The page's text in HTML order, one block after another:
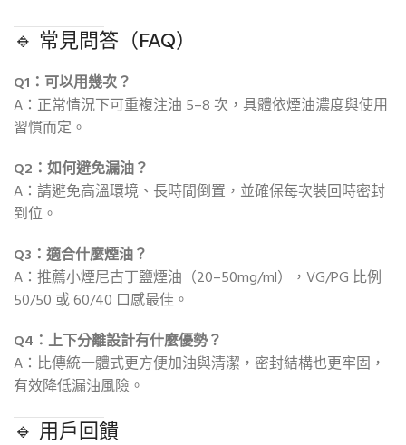
🔹 常見問答（FAQ）
Q1：可以用幾次？
A：正常情況下可重複注油 5–8 次，具體依煙油濃度與使用
習慣而定。
Q2：如何避免漏油？
A：請避免高溫環境、長時間倒置，並確保每次裝回時密封
到位。
Q3：適合什麼煙油？
A：推薦小煙尼古丁鹽煙油（20–50mg/ml），VG/PG 比例
50/50 或 60/40 口感最佳。
Q4：上下分離設計有什麼優勢？
A：比傳統一體式更方便加油與清潔，密封結構也更牢固，
有效降低漏油風險。
🔹 用戶回饋